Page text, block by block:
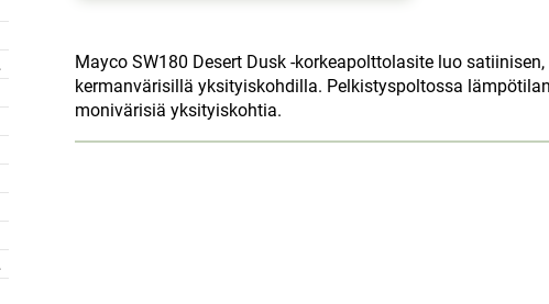
Mayco SW180 Desert Dusk -korkeapolttolasite luo
kermanvärisillä yksityiskohdilla. Pelkistyspoltossa
monivärisiä yksityiskohtia.